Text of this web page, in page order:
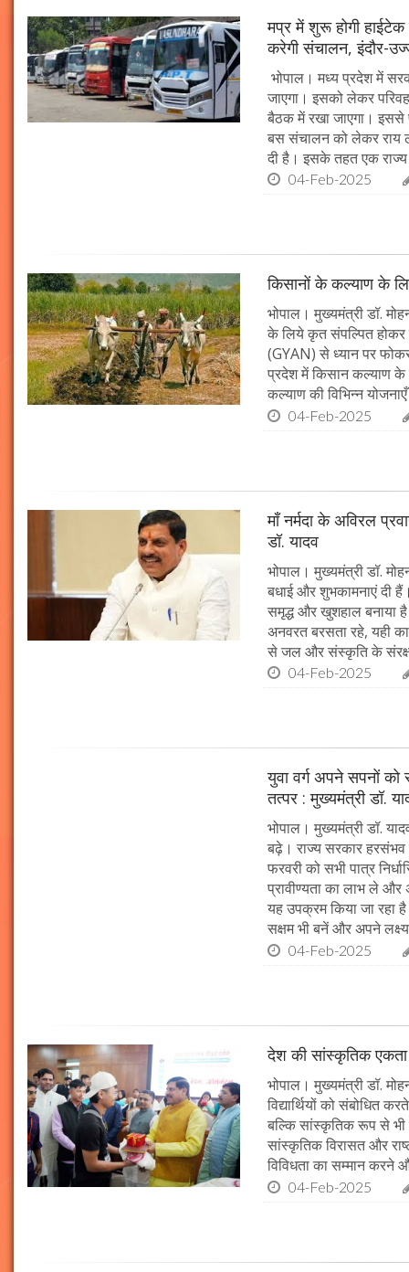
मप्र में शुरू होगी
करेगी संचालन, इंदौर-
भोपाल। मध्य प्रदेश में
जाएगा। इसको लेकर
बैठक में रखा जाएगा। इससे
बस संचालन को लेकर राय
दी है। इसके तहत एक
04-Feb-2025
किसानों के कल्याण के
भोपाल। मुख्यमंत्री डॉ.
के लिये कृत संपल्पित होकर
(GYAN) से ध्यान पर
प्रदेश में किसान कल्याण के
कल्याण की विभिन्न
04-Feb-2025
माँ नर्मदा के अविरल
डॉ. यादव
भोपाल। मुख्यमंत्री डॉ.
बधाई और शुभकामनाएं दी
समृद्ध और खुशहाल बनाया
अनवरत बरसता रहे, यही
से जल और संस्कृति के
04-Feb-2025
युवा वर्ग अपने सपनों
तत्पर : मुख्यमंत्री डॉ.
भोपाल। मुख्यमंत्री डॉ.
बढ़े। राज्य सरकार
फरवरी को सभी पात्र
प्रावीण्यता का लाभ ले और
यह उपक्रम किया जा रहा
सक्षम भी बनें और अपने
04-Feb-2025
देश की सांस्कृतिक
भोपाल। मुख्यमंत्री डॉ.
विद्यार्थियों को संबोधित
बल्कि सांस्कृतिक रूप से भी
सांस्कृतिक विरासत और
विविधता का सम्मान
04-Feb-2025